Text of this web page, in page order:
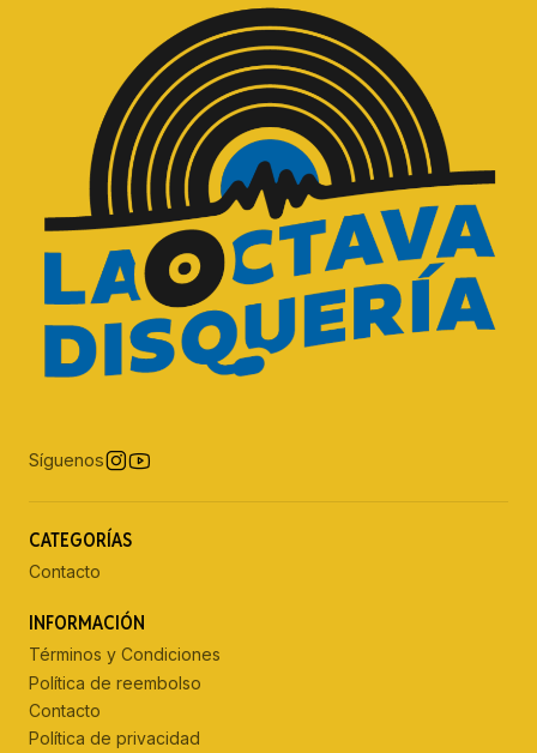
Síguenos
CATEGORÍAS
Contacto
INFORMACIÓN
Términos y Condiciones
Política de reembolso
Contacto
Política de privacidad